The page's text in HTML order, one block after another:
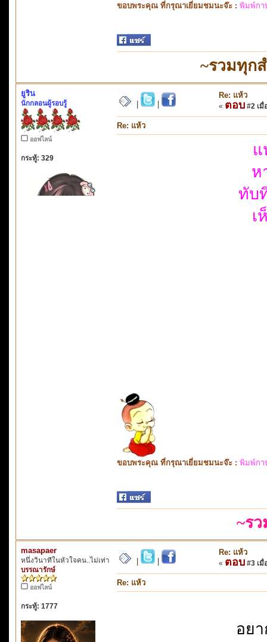
ขอบพระคุณ ที่กรุณาเยี่ยมชมนะจ๊ะ : พิมพ์กา
~รวมทุก
ยูริน
นักกลอนผู้รอบรู้
ออฟไลน์
กระทู้: 329
Re: แห้ว
« ตอบ #2 เมื่
Re: แห้ว
แ
ห
ทับ
เ
ขอบพระคุณ ที่กรุณาเยี่ยมชมนะจ๊ะ : พิมพ์กา
~ร
masapaer
หนึ่งวินาทีในหัวใจคน..ไม่เท่า
บรรณารักษ์
ออฟไลน์
กระทู้: 1777
Re: แห้ว
« ตอบ #3 เมื่
Re: แห้ว
อย